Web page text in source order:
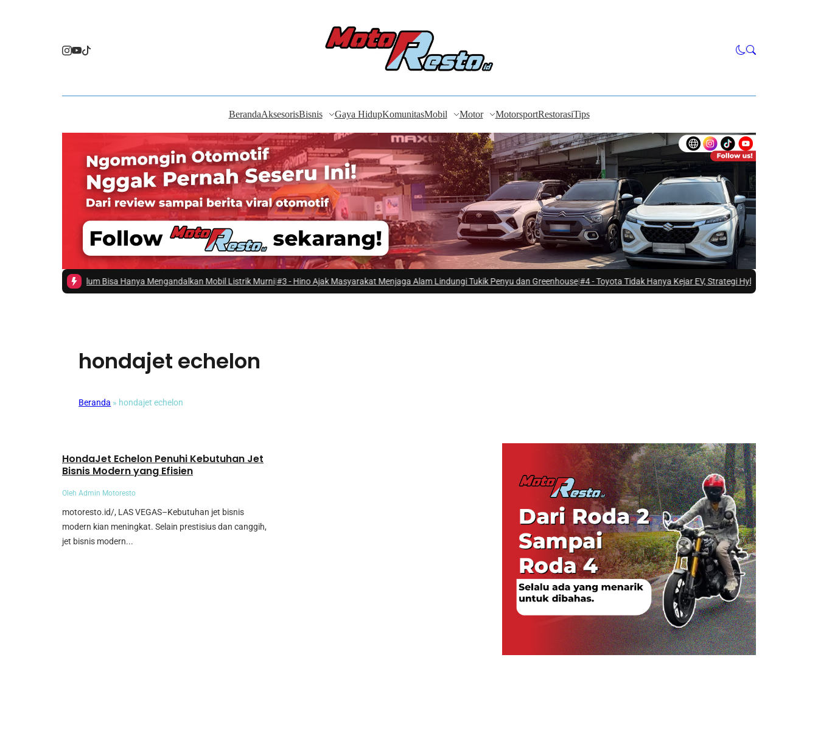
BerandaAksesorisBisnis Gaya HidupKomunitasMobil Motor MotorsportRestorasiTips
Belum Bisa Hanya Mengandalkan Mobil Listrik Murni |#3 -Hino Ajak Masyarakat Menjaga Alam Lindungi Tukik Penyu dan Greenhouse| #4 -Toyota Tidak Hanya Kejar EV, Strategi Hybrid Jadi Kunci Pasar
hondajet echelon
Beranda » hondajet echelon
HondaJet Echelon Penuhi Kebutuhan Jet
Bisnis Modern yang Efisien
Oleh Admin Motoresto
motoresto.id/, LAS VEGAS–Kebutuhan jet bisnis
modern kian meningkat. Selain prestisius dan canggih,
jet bisnis modern...